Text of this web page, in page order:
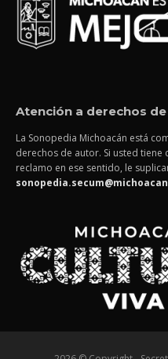
Atención a derechos
La Sonopedia Michoacán está
derechos de autor. Si usted
reclamo en ese sentido, le